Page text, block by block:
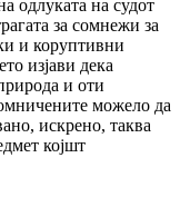
одлуката на судот
за сомнежи за
и коруптивни
изјави дека
и оти
можело да
искрено, таква
којшт